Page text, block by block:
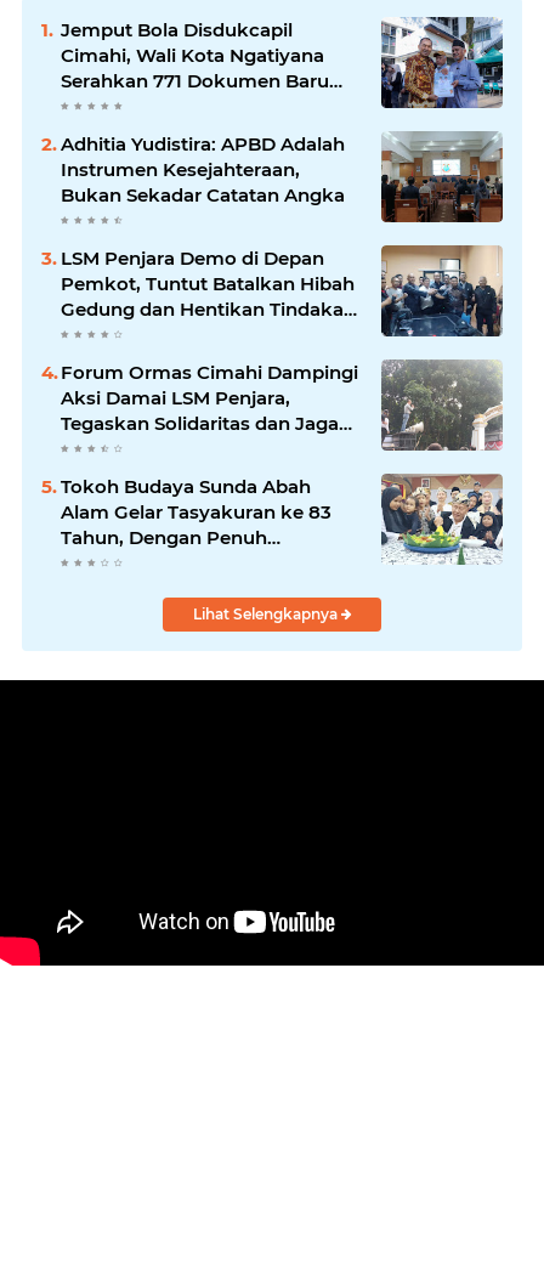
Jemput Bola Disdukcapil
Cimahi, Wali Kota Ngatiyana
Serahkan 771 Dokumen Baru
untuk Warga Terdampak Ganti
Nama Jalan
Adhitia Yudistira: APBD Adalah
Instrumen Kesejahteraan,
Bukan Sekadar Catatan Angka
LSM Penjara Demo di Depan
Pemkot, Tuntut Batalkan Hibah
Gedung dan Hentikan Tindakan
Sewenang-wenang
Forum Ormas Cimahi Dampingi
Aksi Damai LSM Penjara,
Tegaskan Solidaritas dan Jaga
Kondusivitas
Tokoh Budaya Sunda Abah
Alam Gelar Tasyakuran ke 83
Tahun, Dengan Penuh
Kehangatan
Lihat Selengkapnya